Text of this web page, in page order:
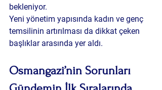
bekleniyor.
Yeni yönetim yapısında kadın ve genç
temsilinin artırılması da dikkat çeken
başlıklar arasında yer aldı.
Osmangazi’nin Sorunları